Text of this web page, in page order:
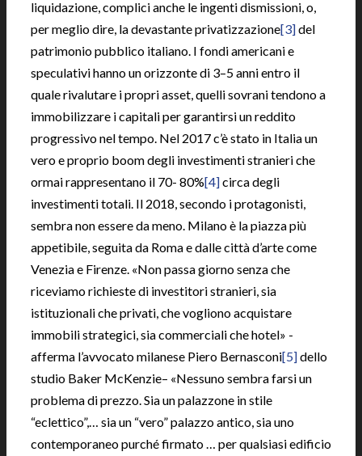
liquidazione, complici anche le ingenti dismissioni, o,
per meglio dire, la devastante privatizzazione[3]del
patrimonio pubblico italiano. I fondi americani e
speculativi hanno un orizzonte di 3–5 anni entro il
quale rivalutare i propri asset, quelli sovrani tendono a
immobilizzare i capitali per garantirsi un reddito
progressivo nel tempo. Nel 2017 c’è stato in Italia un
vero e proprio boom degli investimenti stranieri che
ormai rappresentano il 70- 80%[4]circa degli
investimenti totali. Il 2018, secondo i protagonisti,
sembra non essere da meno. Milano è la piazza più
appetibile, seguita da Roma e dalle città d’arte come
Venezia e Firenze. «Non passa giorno senza che
riceviamo richieste di investitori stranieri, sia
istituzionali che privati, che vogliono acquistare
immobili strategici, sia commerciali che hotel» -
afferma l’avvocato milanese Piero Bernasconi[5]dello
studio Baker McKenzie– «Nessuno sembra farsi un
problema di prezzo. Sia un palazzone in stile
“eclettico”,… sia un “vero” palazzo antico, sia uno
contemporaneo purché firmato … per qualsiasi edificio